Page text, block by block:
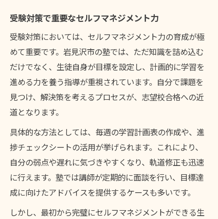
受験対策で重要なセルフマネジメント力
受験対策においては、セルフマネジメント力の育成が極
めて重要です。岩見沢市の塾では、ただ知識を詰め込む
だけでなく、生徒自身が目標を設定し、計画的に学習を
進める力を養う指導が重視されています。自分で課題を
見つけ、解決策を考えるプロセスが、志望校合格への近
道となります。
具体的な方法としては、毎週の学習計画表の作成や、進
捗チェックシートの活用が挙げられます。これにより、
自分の弱点や遅れに気づきやすくなり、軌道修正も迅速
に行えます。塾では講師が定期的に面談を行い、目標達
成に向けたアドバイスを提供するケースも多いです。
しかし、最初から完璧にセルフマネジメントができる生